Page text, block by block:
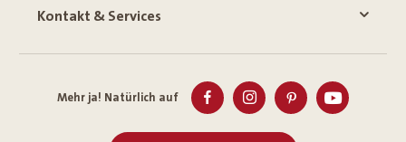
Kontakt & Services
Mehr ja! Natürlich auf